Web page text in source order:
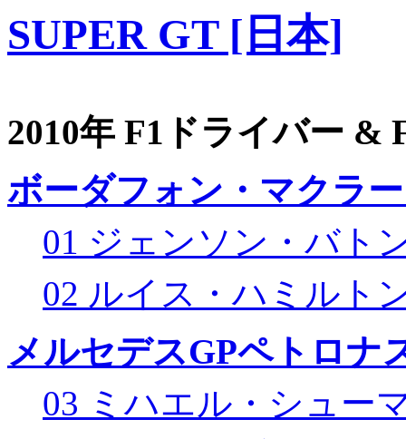
SUPER GT [日本]
2010年 F1ドライバー &
ボーダフォン・マクラ
01 ジェンソン・バト
02 ルイス・ハミルト
メルセデスGPペトロナ
03 ミハエル・シュー